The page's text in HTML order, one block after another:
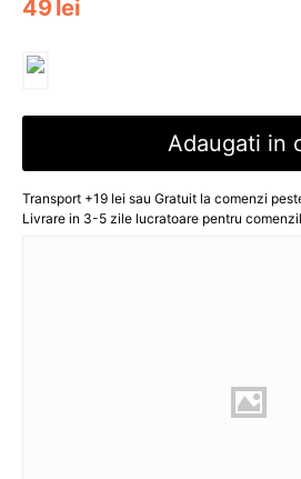
49lei
Adaugati in
Transport +19 lei sau Gratuit la comenzi
Livrare in 3-5 zile lucratoare pentru